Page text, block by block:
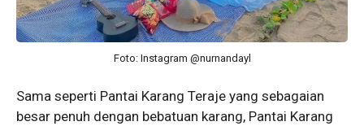
Foto: Instagram @nurnandayl
Sama seperti Pantai Karang Teraje yang sebagaian
besar penuh dengan bebatuan karang, Pantai Karang